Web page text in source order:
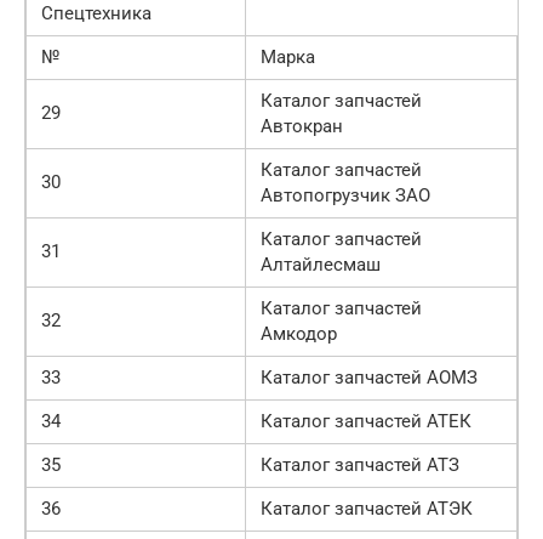
Спецтехника
№
Марка
29
Каталог запчастей
Автокран
30
Каталог запчастей
Автопогрузчик ЗАО
31
Каталог запчастей
Алтайлесмаш
32
Каталог запчастей
Амкодор
33
Каталог запчастей АОМЗ
34
Каталог запчастей АТЕК
35
Каталог запчастей АТЗ
36
Каталог запчастей АТЭК